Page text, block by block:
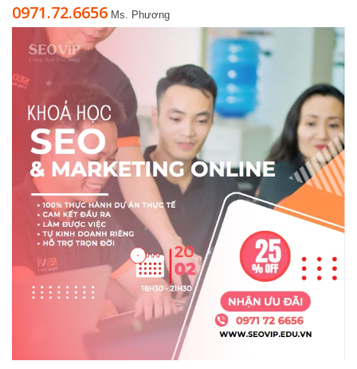
0971.72.6656 Ms. Phương